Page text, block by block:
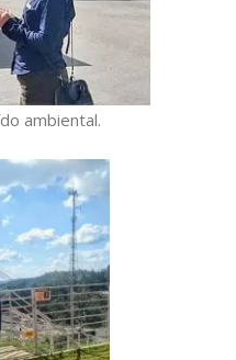
ambiental.